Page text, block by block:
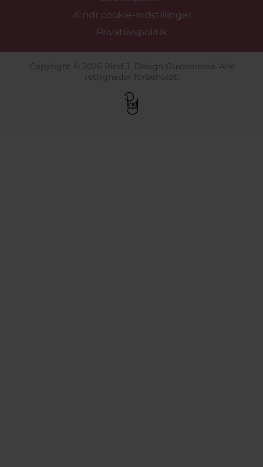
Ændr cookie-indstillinger
Privatlivspolitik
Copyright © 2026 Pind J. Design Guldsmedie. Alle
rettigheder forbeholdt.